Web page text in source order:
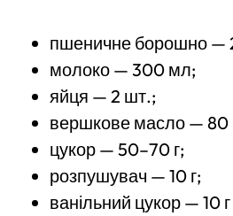
пшеничне борошно —
молоко — 300 мл;
яйця — 2 шт.;
вершкове масло — 80
цукор — 50–70 г;
розпушувач — 10 г;
ванільний цукор — 10